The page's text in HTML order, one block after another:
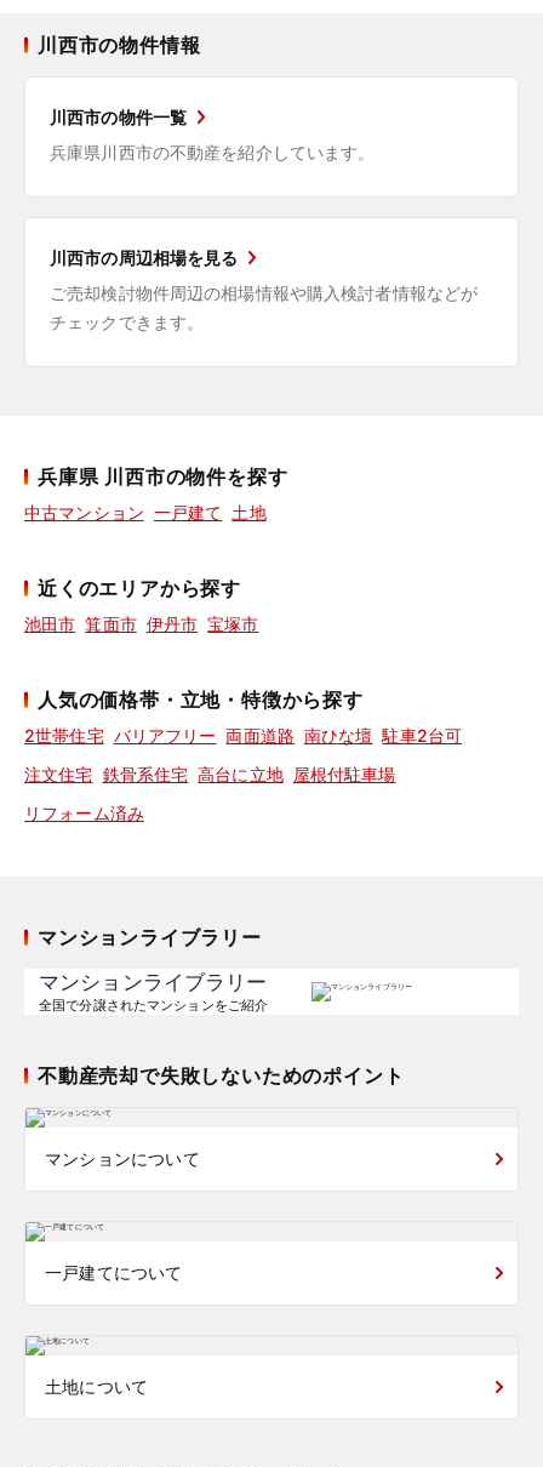
川西市の物件情報
川西市の物件一覧
兵庫県川西市の不動産を紹介しています。
川西市の周辺相場を見る
ご売却検討物件周辺の相場情報や購入検討者情報などが
チェックできます。
兵庫県 川西市の物件を探す
中古マンション 一戸建て 土地
近くのエリアから探す
池田市 箕面市 伊丹市 宝塚市
人気の価格帯・立地・特徴から探す
2世帯住宅 バリアフリー 両面道路 南ひな壇 駐車2台可
注文住宅 鉄骨系住宅 高台に立地 屋根付駐車場
リフォーム済み
マンションライブラリー
マンションライブラリー
全国で分譲されたマンションをご紹介
不動産売却で失敗しないためのポイント
マンションについて
一戸建てについて
土地について